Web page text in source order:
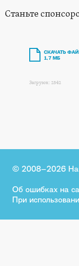
Станьте
СКАЧАТЬ
1,7 МБ
Загрузок: 2542
© 2008–2026
Об ошибках на
При